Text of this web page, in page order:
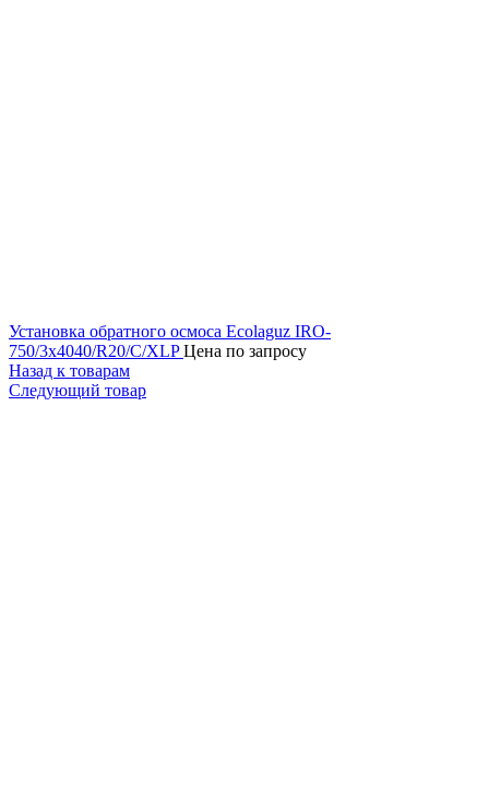
Установка обратного осмоса Ecolaguz IRO-
750/3x4040/R20/C/XLPЦена по запросу
Назад к товарам
Следующий товар